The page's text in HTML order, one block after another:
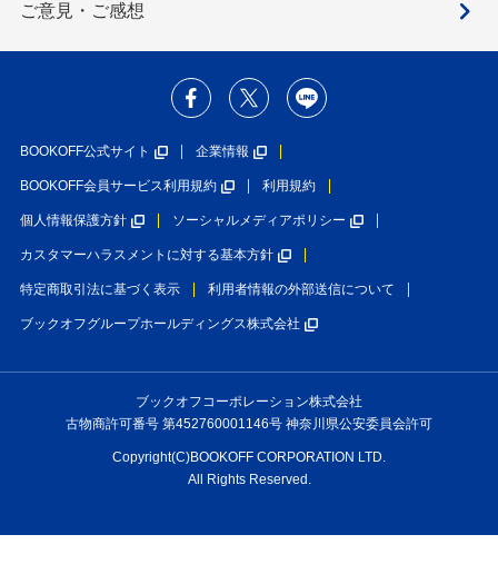
ご意見・ご感想
BOOKOFF公式サイト 企業情報
BOOKOFF会員サービス利用規約 利用規約
個人情報保護方針 ソーシャルメディアポリシー
カスタマーハラスメントに対する基本方針
特定商取引法に基づく表示 利用者情報の外部送信について
ブックオフグループホールディングス株式会社
ブックオフコーポレーション株式会社
古物商許可番号 第452760001146号 神奈川県公安委員会許可
Copyright(C)BOOKOFF CORPORATION LTD.
All Rights Reserved.